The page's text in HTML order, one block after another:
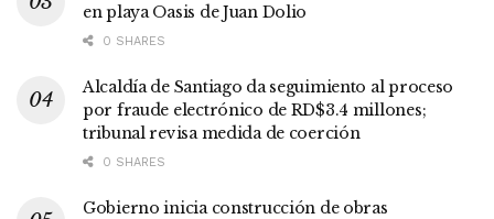
en playa Oasis de Juan Dolio
0 SHARES
Alcaldía de Santiago da seguimiento al proceso
por fraude electrónico de RD$3.4 millones;
tribunal revisa medida de coerción
0 SHARES
Gobierno inicia construcción de obras